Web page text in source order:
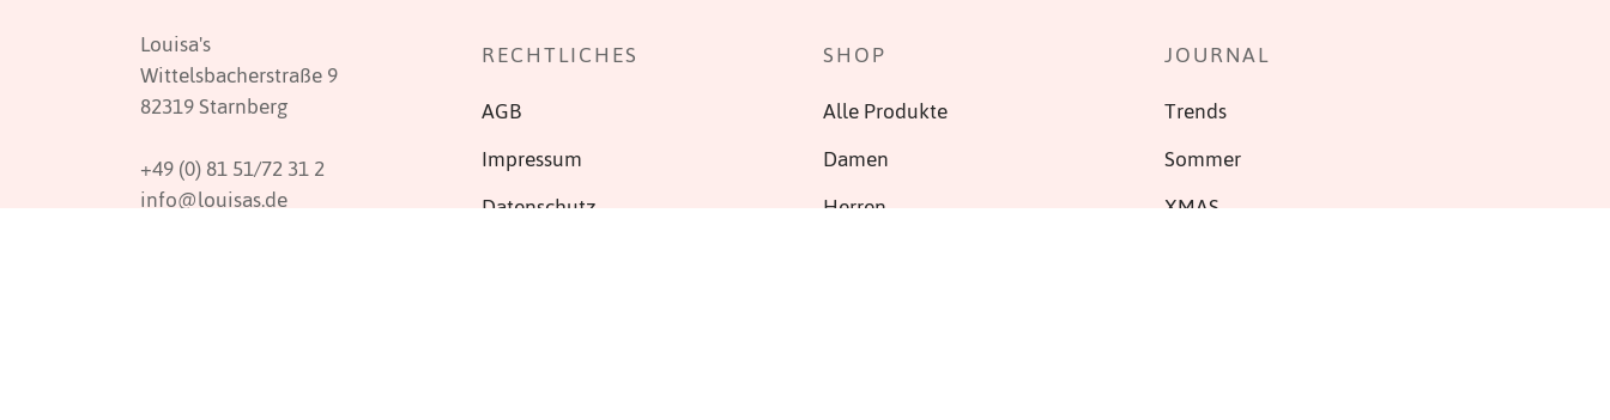
Louisa's
Wittelsbacherstraße 9
82319 Starnberg
+49 (0) 81 51/72 31 2
info@louisas.de
RECHTLICHES
AGB
Impressum
Datenschutz
SHOP
Alle Produkte
Damen
Herren
JOURNAL
Trends
Sommer
XMAS